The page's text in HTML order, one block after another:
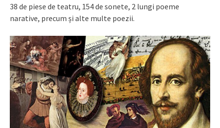
38 de piese de teatru, 154 de sonete, 2 lungi poeme
narative, precum și alte multe poezii.